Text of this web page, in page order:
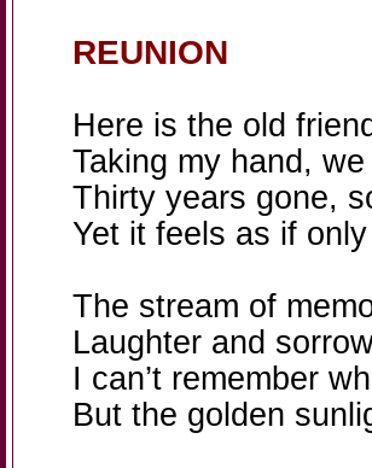
REUNION
Here is the old
Taking my hand,
Thirty years gone,
Yet it feels as if
The stream of
Laughter and
I can’t remember
But the golden